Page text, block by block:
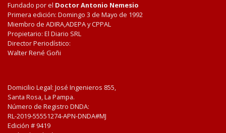
Fundado por el Doctor Antonio Nemesio
Primera edición: Domingo 3 de Mayo de 1992
Miembro de ADIRA,ADEPA y CPPAL
Propietario: El Diario SRL
Director Periodístico:
Walter René Goñi
Domicilio Legal: José Ingenieros 855,
Santa Rosa, La Pampa.
Número de Registro DNDA:
RL-2019-55551274-APN-DNDA#MJ
Edición # 9419